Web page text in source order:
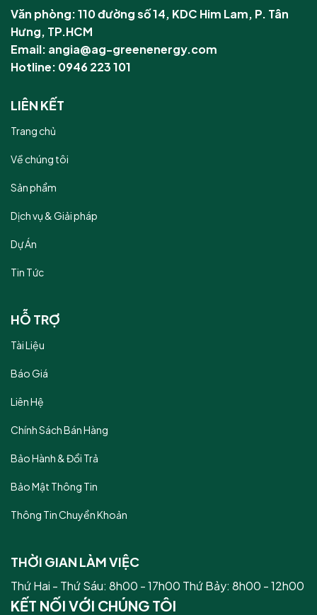
Văn phòng: 110 đường số 14, KDC Him Lam, P. Tân
Hưng, TP.HCM
Email: angia@ag-greenenergy.com
Hotline: 0946 223 101
LIÊN KẾT
Trang chủ
Về chúng tôi
Sản phẩm
Dịch vụ & Giải pháp
Dự Án
Tin Tức
HỖ TRỢ
Tài Liệu
Báo Giá
Liên Hệ
Chính Sách Bán Hàng
Bảo Hành & Đổi Trả
Bảo Mật Thông Tin
Thông Tin Chuyển Khoản
THỜI GIAN LÀM VIỆC
Thứ Hai - Thứ Sáu: 8h00 - 17h00 Thứ Bảy: 8h00 - 12h00
KẾT NỐI VỚI CHÚNG TÔI